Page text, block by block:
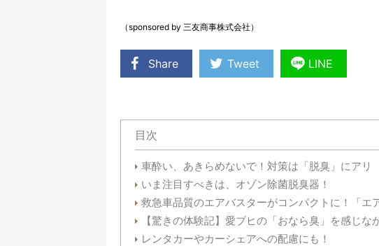
（sponsored by 三友商事株式会社）
Share Tweet LINE
目次
車酔い、あきらめないで！対策は「脱臭」にアリ
いま注目すべきは、オゾン除菌脱臭器！
救急車品質のエアバスターがコンパクトに！「エ
【驚きの体験記】愛ブヒの「おなら臭」を感じな
レンタカーやカーシェアへの配慮にも！